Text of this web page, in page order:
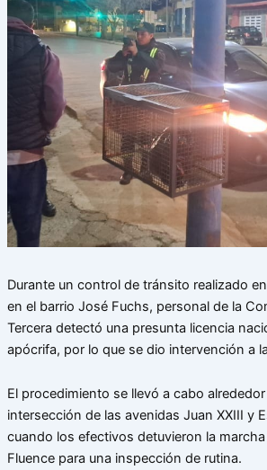
Durante un control de tránsito realizado
en el barrio José Fuchs, personal de la
Tercera detectó una presunta licencia
apócrifa, por lo que se dio intervención a
El procedimiento se llevó a cabo
intersección de las avenidas Juan XXIII y
cuando los efectivos detuvieron la
Fluence para una inspección de rutina.